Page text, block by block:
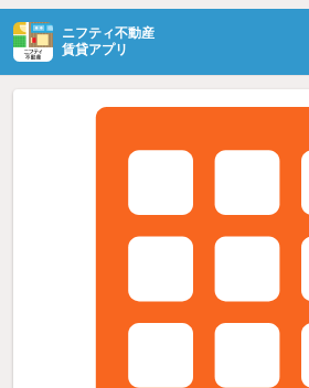
ニフティ不動産
賃貸アプリ